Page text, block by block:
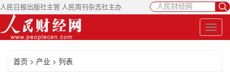
人民日报出版社主管 人民周刊杂志社主办
首页 > 产业 > 列表